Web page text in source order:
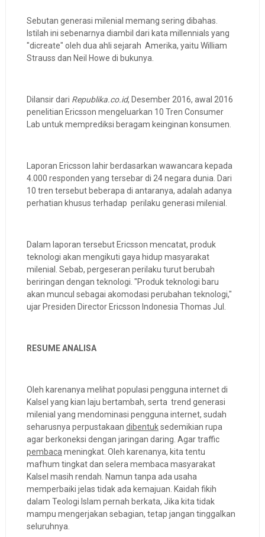
Sebutan generasi milenial memang sering dibahas.
Istilah ini sebenarnya diambil dari kata millennials yang
"dicreate" oleh dua ahli sejarah Amerika, yaitu William
Strauss dan Neil Howe di bukunya.
Dilansir dari Republika.co.id, Desember 2016, awal 2016
penelitian Ericsson mengeluarkan 10 Tren Consumer
Lab untuk memprediksi beragam keinginan konsumen.
Laporan Ericsson lahir berdasarkan wawancara kepada
4.000 responden yang tersebar di 24 negara dunia. Dari
10 tren tersebut beberapa di antaranya, adalah adanya
perhatian khusus terhadap perilaku generasi milenial.
Dalam laporan tersebut Ericsson mencatat, produk
teknologi akan mengikuti gaya hidup masyarakat
milenial. Sebab, pergeseran perilaku turut berubah
beriringan dengan teknologi. "Produk teknologi baru
akan muncul sebagai akomodasi perubahan teknologi,"
ujar Presiden Director Ericsson Indonesia Thomas Jul.
RESUME ANALISA
Oleh karenanya melihat populasi pengguna internet di
Kalsel yang kian laju bertambah, serta trend generasi
milenial yang mendominasi pengguna internet, sudah
seharusnya perpustakaan dibentuksedemikian rupa
agar berkoneksi dengan jaringan daring. Agar traffic
pembacameningkat. Oleh karenanya, kita tentu
mafhum tingkat dan selera membaca masyarakat
Kalsel masih rendah. Namun tanpa ada usaha
memperbaiki jelas tidak ada kemajuan. Kaidah fikih
dalam Teologi Islam pernah berkata, Jika kita tidak
mampu mengerjakan sebagian, tetap jangan tinggalkan
seluruhnya.